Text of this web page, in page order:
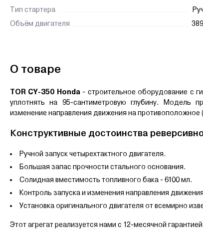
Тип стартера
Объём двигателя
О товаре
TOR CY-350 Honda - строительное оборудование с
уплотнять на 95-сантиметровую глубину. Модель
изменение направления движения на противоположное
Конструктивные достоинства
Ручной запуск четырехтактного двигателя.
Большая запас прочности стального основания.
Солидная вместимость топливного бака - 6100 мл.
Контроль запуска и изменения направления
Установка оригинального двигателя от всемирно
Этот агрегат реализуется нами с 12-месячной